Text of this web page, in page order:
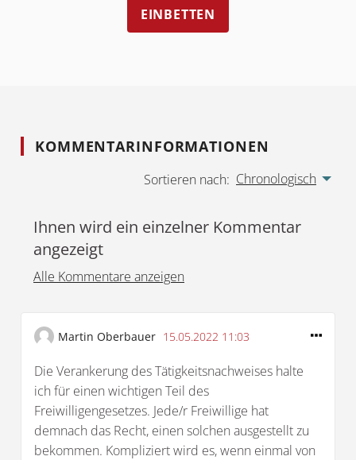
EINBETTEN
KOMMENTARINFORMATIONEN
Sortieren nach: Chronologisch
Ihnen wird ein einzelner Kommentar
angezeigt
Alle Kommentare anzeigen
Martin Oberbauer 15.05.2022 11:03
Die Verankerung des Tätigkeitsnachweises halte
ich für einen wichtigen Teil des
Freiwilligengesetzes. Jede/r Freiwillige hat
demnach das Recht, einen solchen ausgestellt zu
bekommen. Kompliziert wird es, wenn einmal von